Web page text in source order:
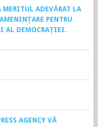
ADEVĂRAT LA
PENTRU
AL DEMOCRAȚIEI.
AGENCY VĂ